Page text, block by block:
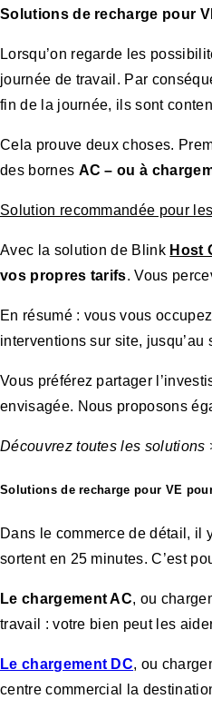
Solutions de recharge pour
Lorsqu’on regarde les
journée de travail. Par
fin de la journée, ils sont
Cela prouve deux choses.
des bornes AC – ou à
Solution recommandée pour
Avec la solution de Blink Host
vos propres tarifs. Vous
En résumé : vous vous
interventions sur site, jusqu’au
Vous préférez partager
envisagée. Nous proposons
Découvrez toutes les solutions
Solutions de recharge pour VE
Dans le commerce de détail, il
sortent en 25 minutes. C’est
Le chargement AC, ou
travail : votre bien peut les
Le chargement DC, ou
centre commercial la